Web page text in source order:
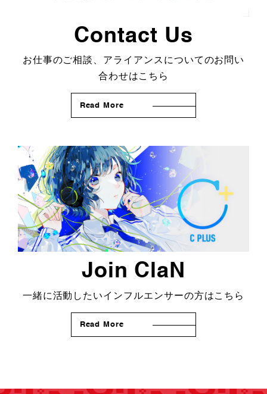
Contact Us
お仕事のご相談、アライアンスについてのお問い
合わせはこちら
Read More
Join ClaN
一緒に活動したいインフルエンサーの方はこちら
Read More